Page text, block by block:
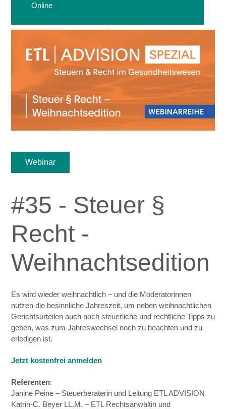
Online
Webinar
#35 - Steuer §
Recht -
Weihnachtsedition
Es wird wieder weihnachtlich – und die Moderatorinnen
nutzen die besinnliche Jahreszeit, um neben weihnachtlichen
Gerichtsurteilen auch noch steuerliche und rechtliche Tipps zu
geben, was zum Jahreswechsel noch zu beachten und zu
erledigen ist.
Jetzt kostenfrei anmelden
Referenten:
Janine Peine – Steuerberaterin und Leitung ETL ADVISION
Katrin-C. Beyer LL.M. – ETL Rechtsanwältin und